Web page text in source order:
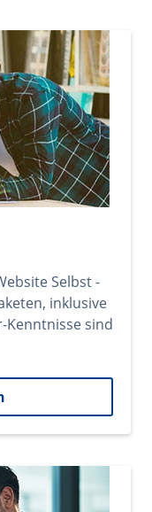
Selbst -
inklusive
Kenntnisse sind